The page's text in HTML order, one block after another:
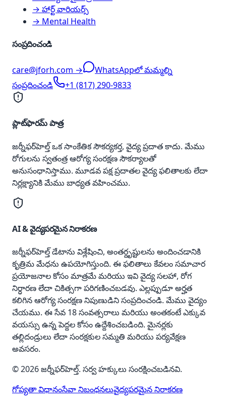
→ హార్ట్ వారియర్స్
→ Mental Health
సంప్రదించండి
care@jforh.com →
WhatsAppలో మమ్మల్ని
సంప్రదించండి
+1 (817) 290-9833
ప్లాట్‌ఫారమ్ పాత్ర
జర్నీఫర్‌హెల్త్ ఒక సాంకేతిక సౌకర్యకర్త, వైద్య ప్రదాత కాదు. మేము
రోగులను స్వతంత్ర ఆరోగ్య సంరక్షణ సౌకర్యాలతో
అనుసంధానిస్తాము. మూడవ పక్ష ప్రదాతల వైద్య ఫలితాలకు లేదా
నిర్లక్ష్యానికి మేము బాధ్యత వహించము.
AI & వైద్యపరమైన నిరాకరణ
జర్నీఫర్‌హెల్త్ డేటాను విశ్లేషించి, అంతర్దృష్టులను అందించడానికి
కృత్రిమ మేధను ఉపయోగిస్తుంది. ఈ ఫలితాలు కేవలం సమాచార
ప్రయోజనాల కోసం మాత్రమే మరియు ఇవి వైద్య సలహా, రోగ
నిర్ధారణ లేదా చికిత్సగా పరిగణించబడవు. ఎల్లప్పుడూ అర్హత
కలిగిన ఆరోగ్య సంరక్షణ నిపుణుడిని సంప్రదించండి. మేము వైద్యం
చేయము. ఈ సేవ 18 సంవత్సరాలు మరియు అంతకంటే ఎక్కువ
వయస్సు ఉన్న పెద్దల కోసం ఉద్దేశించబడింది. మైనర్లకు
తల్లిదండ్రులు లేదా సంరక్షకుల సమ్మతి మరియు పర్యవేక్షణ
అవసరం.
© 2026 జర్నీఫర్‌హెల్త్. సర్వ హక్కులు సంరక్షించబడినవి.
గోప్యతా విధానంసేవా నిబంధనలువైద్యపరమైన నిరాకరణ